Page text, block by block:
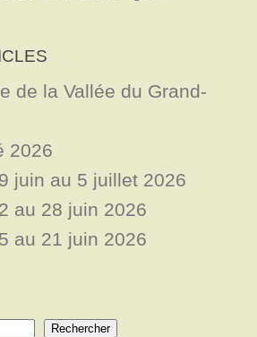
de la Vallée du Grand-
2026
juin au 5 juillet 2026
au 28 juin 2026
au 21 juin 2026
Rechercher